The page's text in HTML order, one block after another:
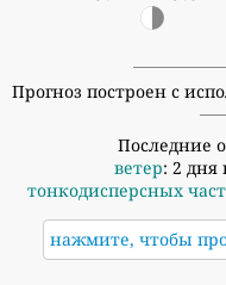
Прогноз построен с
Последние
ветер: 2 дня
тонкодисперсных
нажмите, чтобы